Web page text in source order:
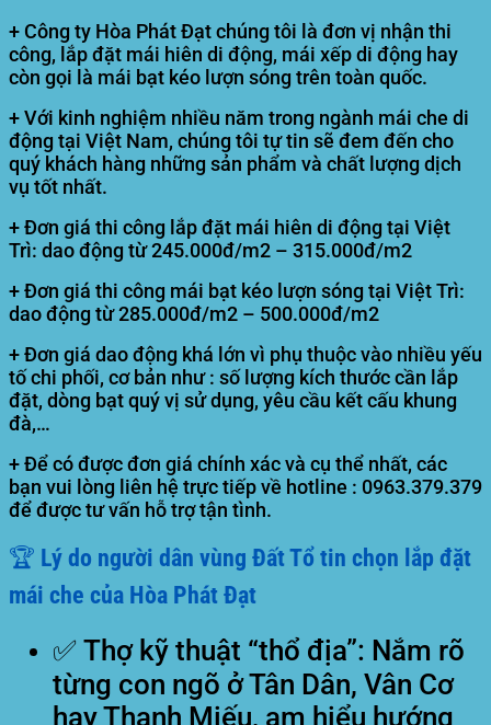
+ Công ty Hòa Phát Đạt chúng tôi là đơn vị nhận thi
công, lắp đặt mái hiên di động, mái xếp di động hay
còn gọi là mái bạt kéo lượn sóng trên toàn quốc.
+ Với kinh nghiệm nhiều năm trong ngành mái che di
động tại Việt Nam, chúng tôi tự tin sẽ đem đến cho
quý khách hàng những sản phẩm và chất lượng dịch
vụ tốt nhất.
+ Đơn giá thi công lắp đặt mái hiên di động tại Việt
Trì: dao động từ 245.000đ/m2 – 315.000đ/m2
+ Đơn giá thi công mái bạt kéo lượn sóng tại Việt Trì:
dao động từ 285.000đ/m2 – 500.000đ/m2
+ Đơn giá dao động khá lớn vì phụ thuộc vào nhiều yếu
tố chi phối, cơ bản như : số lượng kích thước cần lắp
đặt, dòng bạt quý vị sử dụng, yêu cầu kết cấu khung
đà,…
+ Để có được đơn giá chính xác và cụ thể nhất, các
bạn vui lòng liên hệ trực tiếp về hotline : 0963.379.379
để được tư vấn hỗ trợ tận tình.
🏆 Lý do người dân vùng Đất Tổ tin chọn lắp đặt
mái che của Hòa Phát Đạt
✅ Thợ kỹ thuật “thổ địa”: Nắm rõ
từng con ngõ ở Tân Dân, Vân Cơ
hay Thanh Miếu, am hiểu hướng